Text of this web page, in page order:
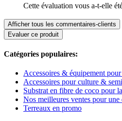
Cette évaluation vous a-t-elle
Afficher tous les commentaires-clients
Evaluer ce produit
Catégories populaires:
Accessoires & équipement
Accessoires pour culture &
Substrat en fibre de coco pour
Nos meilleures ventes pour une
Terreaux en promo